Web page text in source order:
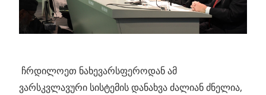
ჩრდილოეთ ნახევარსფეროდან ამ
ვარსკვლავური სისტემის დანახვა ძალიან ძნელია,